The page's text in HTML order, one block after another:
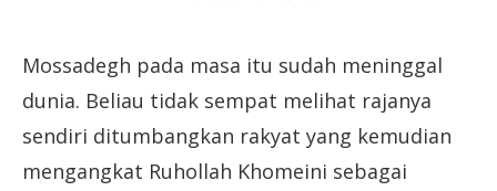
Mossadegh pada masa itu sudah meninggal
dunia. Beliau tidak sempat melihat rajanya
sendiri ditumbangkan rakyat yang kemudian
mengangkat Ruhollah Khomeini sebagai